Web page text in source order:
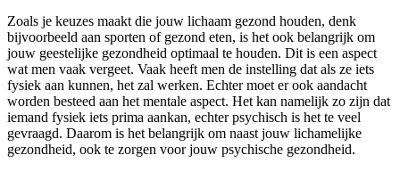
Zoals je keuzes maakt die jouw lichaam gezond houden, denk
bijvoorbeeld aan sporten of gezond eten, is het ook belangrijk om
jouw geestelijke gezondheid optimaal te houden. Dit is een aspect
wat men vaak vergeet. Vaak heeft men de instelling dat als ze iets
fysiek aan kunnen, het zal werken. Echter moet er ook aandacht
worden besteed aan het mentale aspect. Het kan namelijk zo zijn dat
iemand fysiek iets prima aankan, echter psychisch is het te veel
gevraagd. Daarom is het belangrijk om naast jouw lichamelijke
gezondheid, ook te zorgen voor jouw psychische gezondheid.